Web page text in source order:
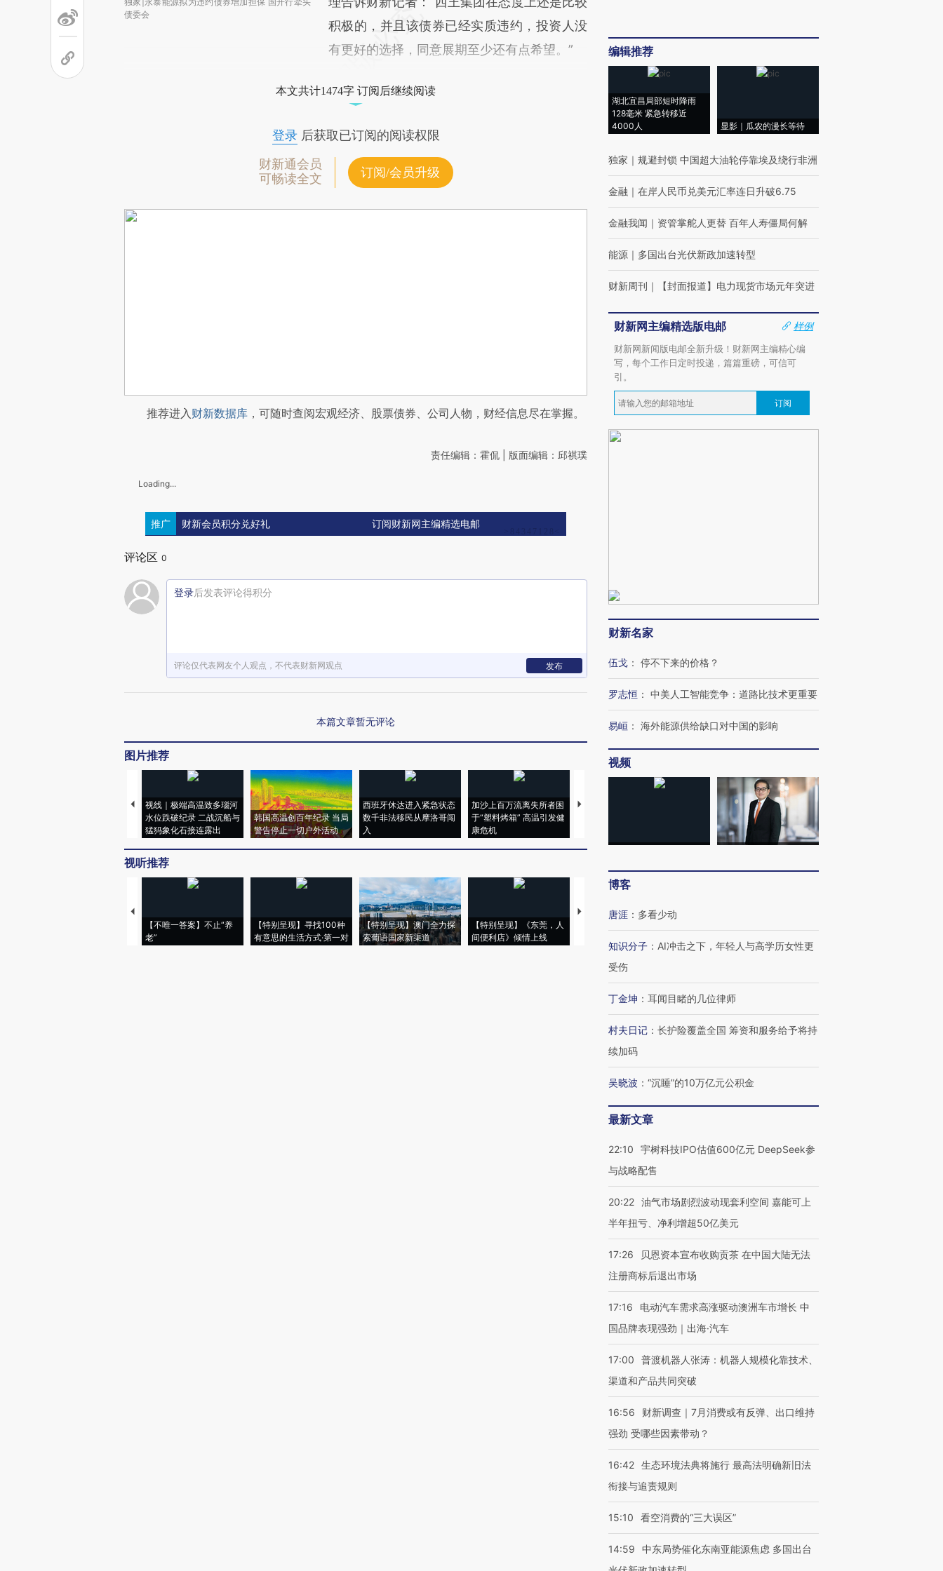
债委会
积极的，并且该债券已经实质违约，投资人没
有更好的选择，同意展期至少还有点希望。”
本文共计1474字 订阅后继续阅读
登录后获取已订阅的阅读权限
财新通会员
可畅读全文
订阅/会员升级
推荐进入财新数据库 ，可随时查阅宏观经济、股票债券、公司人物，财经信息尽在掌握。
责任编辑：霍侃 | 版面编辑：邱祺璞
Loading...
推广 财新会员积分兑好礼 订阅财新网主编精选电邮
评论区 0
登录后发表评论得积分
评论仅代表网友个人观点，不代表财新网观点 发布
本篇文章暂无评论
图片推荐
视线｜极端高温致多瑙河
水位跌破纪录 二战沉船与
猛犸象化石接连露出
韩国高温创百年纪录 当局
警告停止一切户外活动
西班牙休达进入紧急状态
数千非法移民从摩洛哥闯
入
加沙上百万流离失所者困
于“塑料烤箱” 高温引发健
康危机
视线｜HYROX的吸金
马航飞行员跨国走私7万
粒摇头丸 尿检体内含3种
视线｜被称为“蟑螂”的印
度Z世代 用街头抗争将教
育部长拱下台
视听推荐
【不唯一答案】不止“养
老”
【特别呈现】寻找100种
有意思的生活方式·第一对
【特别呈现】澳门全力探
索葡语国家新渠道
【特别呈现】《东莞，人
间便利店》倾情上线
【推广】走进第四届链博
编辑推荐
湖北宜昌局部短时降雨
128毫米 紧急转移近
4000人
显影｜瓜农的漫长等待
独家 ｜ 规避封锁 中国超大油轮停靠埃及绕行非洲
金融 ｜ 在岸人民币兑美元汇率连日升破6.75
金融我闻 ｜ 资管掌舵人更替 百年人寿僵局何解
能源 ｜ 多国出台光伏新政加速转型
财新周刊 ｜ 【封面报道】电力现货市场元年突进
财新网主编精选版电邮
样例
财新网新闻版电邮全新升级！财新网主编精心编
写，每个工作日定时投递，篇篇重磅，可信可
引。
订阅
财新名家
伍戈 ： 停不下来的价格？
罗志恒 ： 中美人工智能竞争：道路比技术更重要
易峘 ： 海外能源供给缺口对中国的影响
视频
博客
唐涯 ： 多看少动
知识分子 ： AI冲击之下，年轻人与高学历女性更
受伤
丁金坤 ： 耳闻目睹的几位律师
村夫日记 ： 长护险覆盖全国 筹资和服务给予将持
续加码
吴晓波 ： “沉睡”的10万亿元公积金
最新文章
22:10
宇树科技IPO估值600亿元 DeepSeek参
与战略配售
20:22 油气市场剧烈波动现套利空间 嘉能可上
半年扭亏、净利增超50亿美元
17:26
贝恩资本宣布收购贡茶 在中国大陆无法
注册商标后退出市场
17:16
电动汽车需求高涨驱动澳洲车市增长 中
国品牌表现强劲｜出海·汽车
17:00
普渡机器人张涛：机器人规模化靠技术、
渠道和产品共同突破
16:56
财新调查｜7月消费或有反弹、出口维持
强劲 受哪些因素带动？
16:42 生态环境法典将施行 最高法明确新旧法
衔接与追责规则
15:10 看空消费的“三大误区”
14:59
中东局势催化东南亚能源焦虑 多国出台